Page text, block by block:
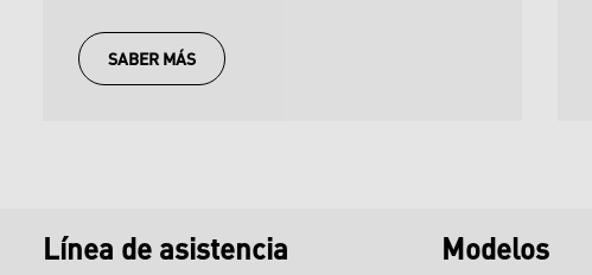
SABER MÁS
Línea de asistencia Modelos